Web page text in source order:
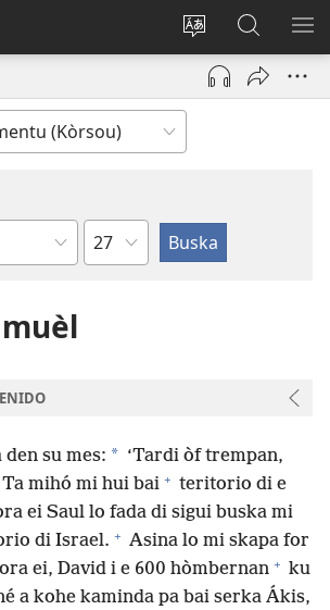
Kambia
idioma
di
Log
(opens
window)
Buska
Riba
JW.ORG
Kapítulo
den su mes: * ‘Tardi òf trempan,
mihó mi hui bai + teritorio di e
ei Saul lo fada di sigui buska mi
di Israel. + Asina lo mi skapa for
ei, David i e 600 hòmbernan + ku
a kohe kaminda pa bai serka Ákis,